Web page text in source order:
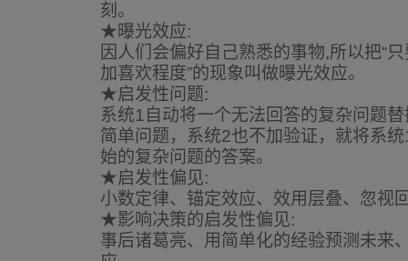
刻。
★曝光效应:
因人们会偏好自己熟悉的事物,所以把“
加喜欢程度”的现象叫做曝光效应。
★启发性问题:
系统1自动将一个无法回答的复杂问题
简单问题，系统2也不加验证，就将系
始的复杂问题的答案。
★启发性偏见:
小数定律、锚定效应、效用层叠、忽视
★影响决策的启发性偏见:
事后诸葛亮、用简单化的经验预测未来